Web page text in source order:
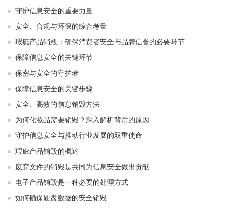
守护信息安全的重要力量
安全、合规与环保的综合考量
瑕疵产品销毁：确保消费者安全与品牌信誉的必要环节
保障信息安全的关键环节
保密与安全的守护者
保障信息安全的关键步骤
安全、高效的信息销毁方法
为何化妆品需要销毁？深入解析背后的原因
守护信息安全与推动行业发展的双重使命
瑕疵产品销毁的概述
废弃文件的销毁是共同为信息安全做出贡献
电子产品销毁是一种必要的处理方式
如何确保硬盘数据的安全销毁